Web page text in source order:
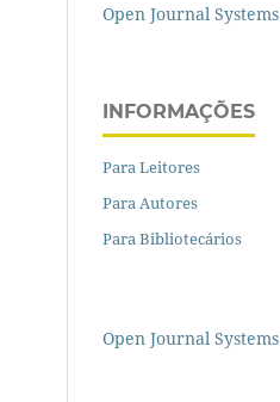
Open Journal Systems
INFORMAÇÕES
Para Leitores
Para Autores
Para Bibliotecários
Open Journal Systems